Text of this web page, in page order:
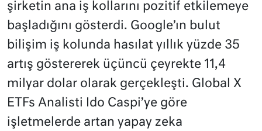
şirketin ana iş kollarını pozitif etkilemeye
başladığını gösterdi. Google’ın bulut
bilişim iş kolunda hasılat yıllık yüzde 35
artış göstererek üçüncü çeyrekte 11,4
milyar dolar olarak gerçekleşti. Global X
ETFs Analisti Ido Caspi’ye göre
işletmelerde artan yapay zeka